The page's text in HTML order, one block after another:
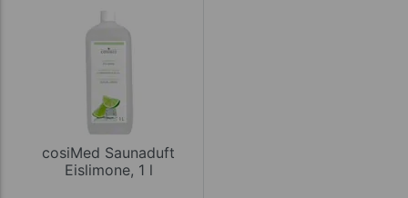
cosiMed Saunaduft
Eislimone, 1 l